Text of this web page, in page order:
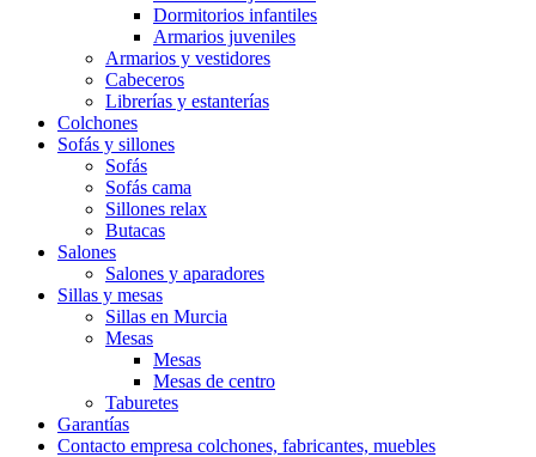
Dormitorios infantiles
Armarios juveniles
Armarios y vestidores
Cabeceros
Librerías y estanterías
Colchones
Sofás y sillones
Sofás
Sofás cama
Sillones relax
Butacas
Salones
Salones y aparadores
Sillas y mesas
Sillas en Murcia
Mesas
Mesas
Mesas de centro
Taburetes
Garantías
Contacto empresa colchones, fabricantes, muebles